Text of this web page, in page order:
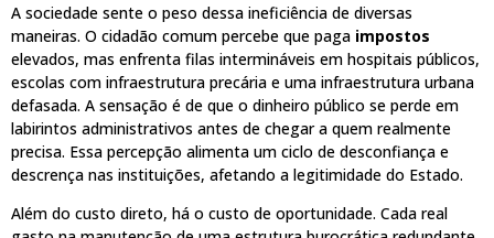
A sociedade sente o peso dessa ineficiência de diversas
maneiras. O cidadão comum percebe que paga impostos
elevados, mas enfrenta filas intermináveis em hospitais públicos,
escolas com infraestrutura precária e uma infraestrutura urbana
defasada. A sensação é de que o dinheiro público se perde em
labirintos administrativos antes de chegar a quem realmente
precisa. Essa percepção alimenta um ciclo de desconfiança e
descrença nas instituições, afetando a legitimidade do Estado.
Além do custo direto, há o custo de oportunidade. Cada real